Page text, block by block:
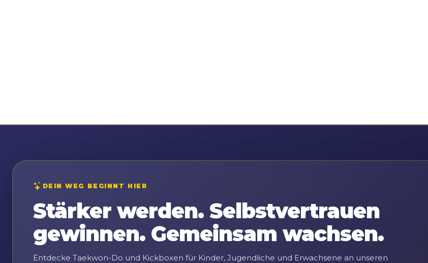
DEIN WEG BEGINNT HIER
Stärker werden. Selbstvertrauen
gewinnen. Gemeinsam wachsen.
Entdecke Taekwon-Do und Kickboxen für Kinder, Jugendliche und Erwachsene an unseren